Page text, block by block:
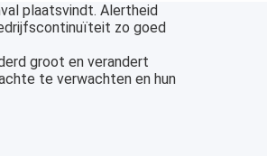
plaatsvindt. Alertheid
zo goed
groot en verandert
te verwachten en hun